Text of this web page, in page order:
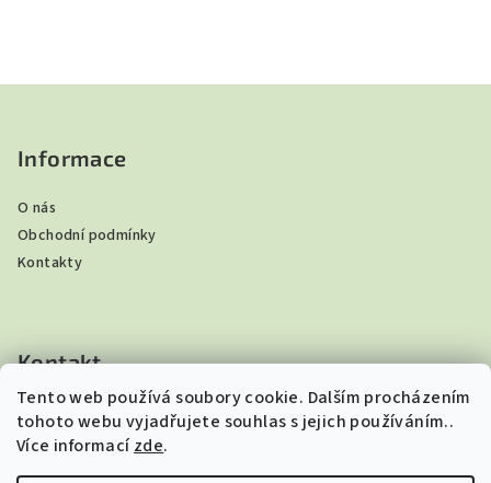
Tento web používá soubory cookie. Dalším procházením
tohoto webu vyjadřujete souhlas s jejich používáním..
Více informacízde.
Informace
O nás
Obchodní podmínky
Kontakty
Kontakt
ibndar
seznam.cz
+420 605 264 534